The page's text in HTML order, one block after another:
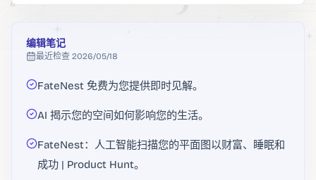
编辑笔记
最近检查 2026/05/18
FateNest 免费为您提供即时见解。
AI 揭示您的空间如何影响您的生活。
FateNest：人工智能扫描您的平面图以财富、睡眠和
成功 | Product Hunt。